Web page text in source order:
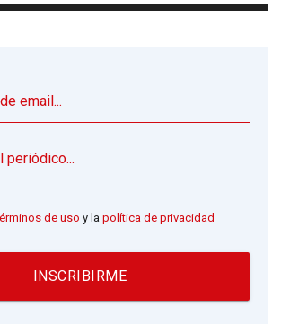
de uso y lapolítica de privacidad
INSCRIBIRME